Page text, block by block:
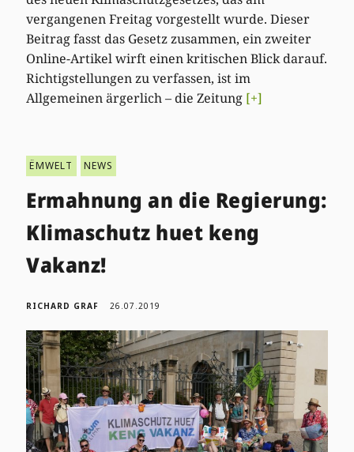
vergangenen Freitag vorgestellt wurde. Dieser
Beitrag fasst das Gesetz zusammen, ein zweiter
Online-Artikel wirft einen kritischen Blick darauf.
Richtigstellungen zu verfassen, ist im
Allgemeinen ärgerlich – die Zeitung [+]
ËMWELT NEWS
Ermahnung an die Regierung:
Klimaschutz huet keng
Vakanz!
RICHARD GRAF 26.07.2019